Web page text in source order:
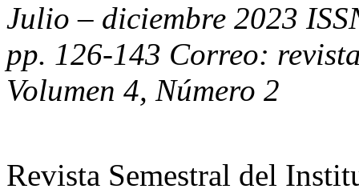
Julio – diciembre 2023
pp. 126-143 Correo:
Volumen 4, Número 2
Revista Semestral del